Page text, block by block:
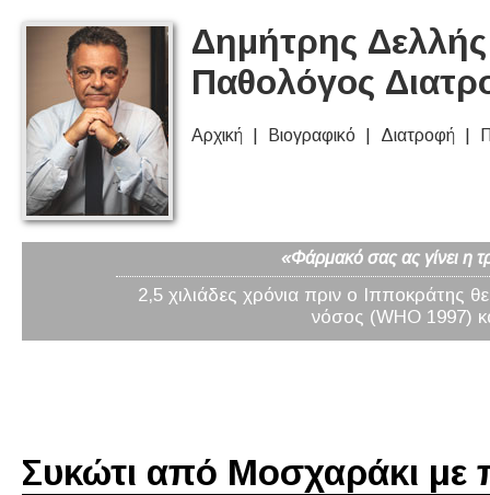
Δημήτρης
Παθολόγος
Αρχική Βιογραφικό Διατροφή
«Φάρμακό σας ας γίνει η
2,5 χιλιάδες χρόνια πριν ο Ιπποκράτης
νόσος (WHO 1997)
Συκώτι από Μοσχαράκι με